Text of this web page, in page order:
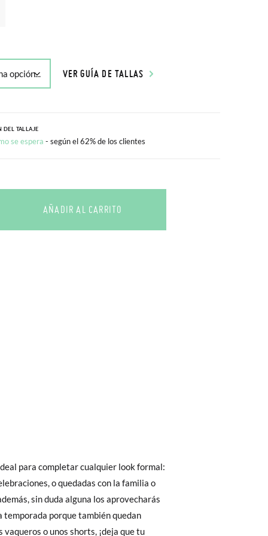
VER GUÍA DE TALLAS
DEL TALLAJE
se espera - según el 62% de los clientes
AÑADIR AL CARRITO
para completar cualquier look formal:
o quedadas con la familia o
sin duda alguna los aprovecharás
temporada porque también quedan
vaqueros o unos shorts, ¡deja que tu
son GRATIS y puedes realizarlos
acelerar el envío, puedes por muy
precio final será el de los zapatos que
27